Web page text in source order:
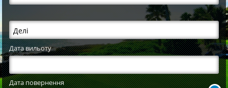
Дата вильоту
Дата повернення